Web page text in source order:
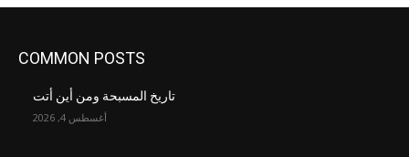
COMMON POSTS
تاريخ المسبحة ومن أين أتت
أغسطس 4, 2026